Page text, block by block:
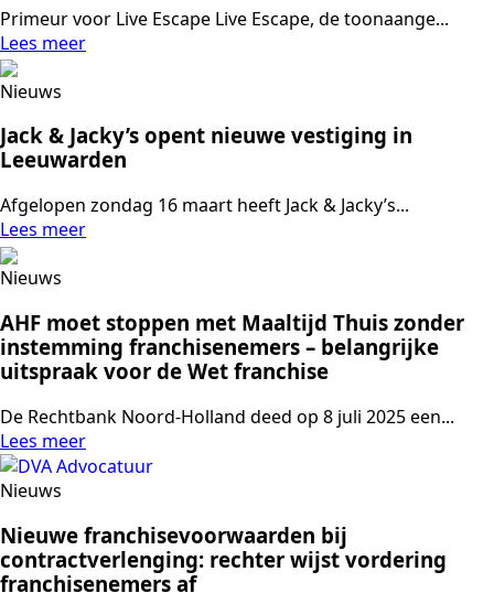
Primeur voor Live Escape Live Escape, de toonaange...
Lees meer
Nieuws
Jack & Jacky’s opent nieuwe vestiging in
Leeuwarden
Afgelopen zondag 16 maart heeft Jack & Jacky’s...
Lees meer
Nieuws
AHF moet stoppen met Maaltijd Thuis zonder
instemming franchisenemers – belangrijke
uitspraak voor de Wet franchise
De Rechtbank Noord-Holland deed op 8 juli 2025 een...
Lees meer
Nieuws
Nieuwe franchisevoorwaarden bij
contractverlenging: rechter wijst vordering
franchisenemers af